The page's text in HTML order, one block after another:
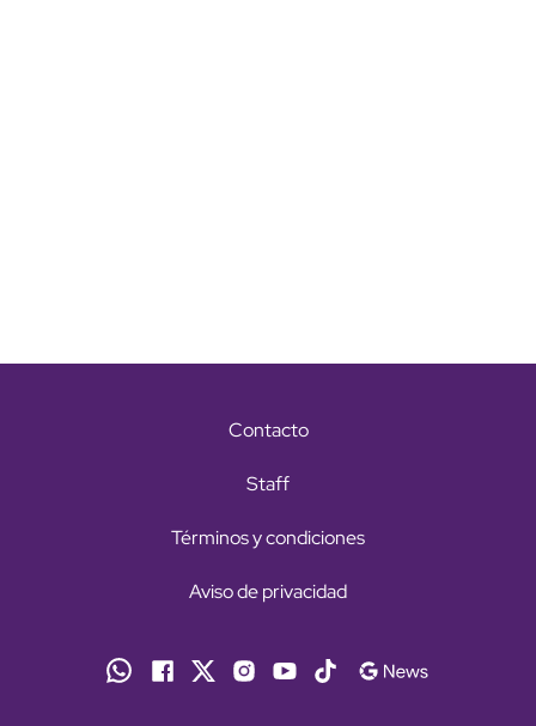
Contacto
Staff
Términos y condiciones
Aviso de privacidad